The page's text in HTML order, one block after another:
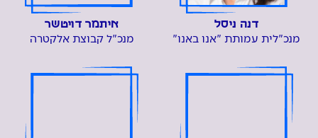
דנה ניסל
מנכ"לית עמותת "אנו באנו"
איתמר דויטשר
מנכ"ל קבוצת אלקטרה